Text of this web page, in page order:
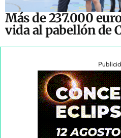
Más de 237.000
vida al pabellón de